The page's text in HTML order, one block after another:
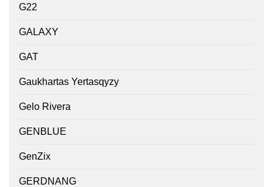
G22
GALAXY
GAT
Gaukhartas Yertasqyzy
Gelo Rivera
GENBLUE
GenZix
GERDNANG